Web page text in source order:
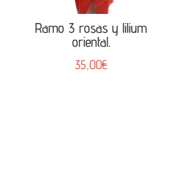
Ramo 3 rosas y lilium
oriental.
35,00€